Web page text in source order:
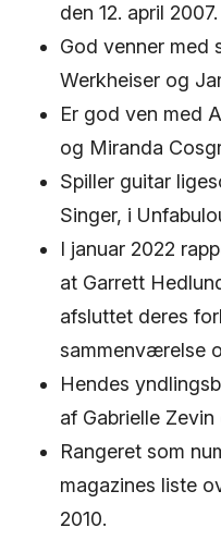
den 12. april 2007.
God venner med
Werkheiser og
Er god ven med
og Miranda
Spiller guitar
Singer, i
I januar 2022
at Garrett
afsluttet deres
sammenværelse
Hendes
af Gabrielle
Rangeret som
magazines liste
2010.